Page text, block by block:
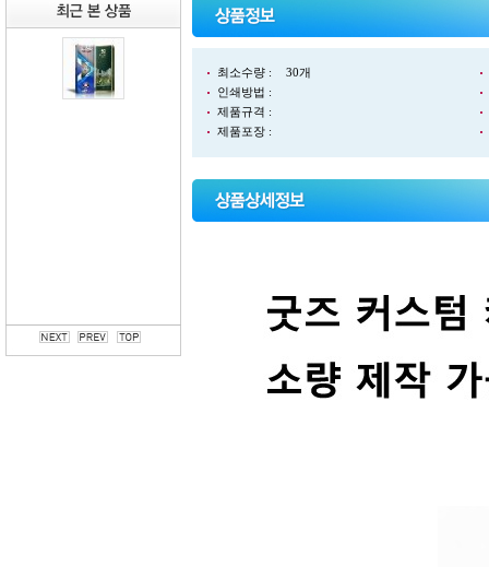
최소수량 :
30개
인쇄방법 :
제품규격 :
제품포장 :